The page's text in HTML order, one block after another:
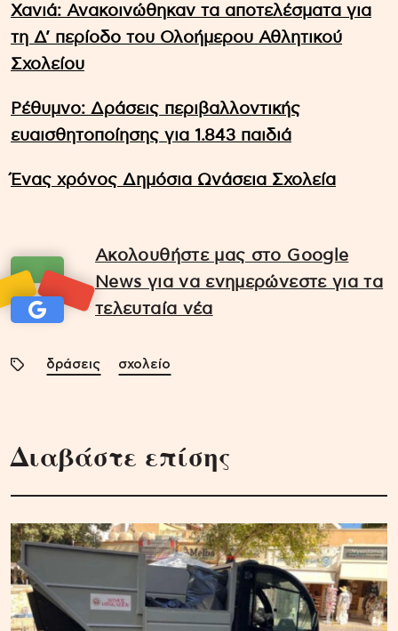
Χανιά: Ανακοινώθηκαν τα αποτελέσματα για
τη Δ’ περίοδο του Ολοήμερου Αθλητικού
Σχολείου
Ρέθυμνο: Δράσεις περιβαλλοντικής
ευαισθητοποίησης για 1.843 παιδιά
Ένας χρόνος Δημόσια Ωνάσεια Σχολεία
Ακολουθήστε μας στο Google
News για να ενημερώνεστε για τα
τελευταία νέα
δράσεις σχολείο
Διαβάστε επίσης